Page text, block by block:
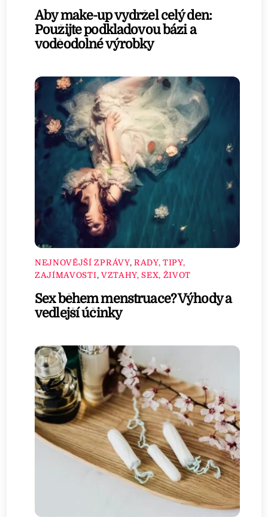
Aby make-up vydržel celý den:
Použijte podkladovou bázi a
voděodolné výrobky
NEJNOVĚJŠÍ ZPRÁVY, RADY, TIPY,
ZAJÍMAVOSTI, VZTAHY, SEX, ŽIVOT
Sex během menstruace? Výhody a
vedlejší účinky